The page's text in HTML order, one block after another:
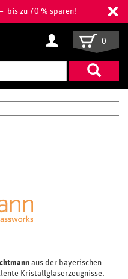
bis zu 70 % sparen!
Suchbegriff
eingeben
0
aus der bayerischen
Kristallglaserzeugnisse.